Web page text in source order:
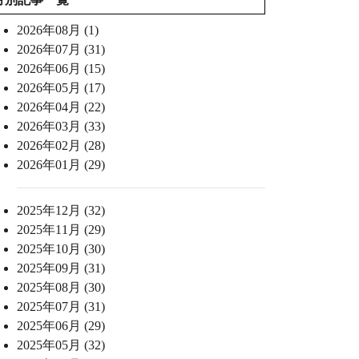
2026年08月 (1)
2026年07月 (31)
2026年06月 (15)
2026年05月 (17)
2026年04月 (22)
2026年03月 (33)
2026年02月 (28)
2026年01月 (29)
2025年12月 (32)
2025年11月 (29)
2025年10月 (30)
2025年09月 (31)
2025年08月 (30)
2025年07月 (31)
2025年06月 (29)
2025年05月 (32)